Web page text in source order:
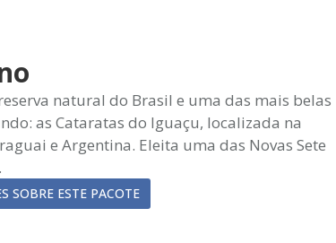
natural do Brasil e uma das mais belas
as Cataratas do Iguaçu, localizada na
e Argentina. Eleita uma das Novas Sete
SOBRE ESTE PACOTE